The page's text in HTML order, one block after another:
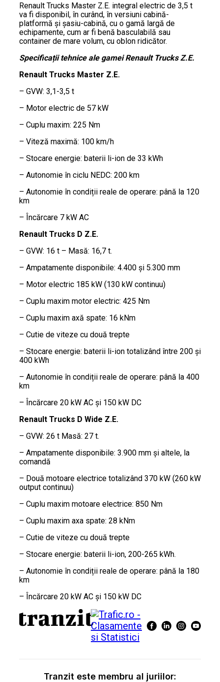
Renault Trucks Master Z.E. integral electric de 3,5 t
va fi disponibil, în curând, în versiuni cabină-
platformă și șasiu-cabină, cu o gamă largă de
echipamente, cum ar fi benă basculabilă sau
container de mare volum, cu oblon ridicător.
Specificații tehnice ale gamei Renault Trucks Z.E.
Renault Trucks Master Z.E.
– GVW: 3,1-3,5 t
– Motor electric de 57 kW
– Cuplu maxim: 225 Nm
– Viteză maximă: 100 km/h
– Stocare energie: baterii li-ion de 33 kWh
– Autonomie în ciclu NEDC: 200 km
– Autonomie în condiții reale de operare: până la 120
km
– Încărcare 7 kW AC
Renault Trucks D Z.E.
– GVW: 16 t – Masă: 16,7 t.
– Ampatamente disponibile: 4.400 și 5.300 mm
– Motor electric 185 kW (130 kW continuu)
– Cuplu maxim motor electric: 425 Nm
– Cuplu maxim axă spate: 16 kNm
– Cutie de viteze cu două trepte
– Stocare energie: baterii li-ion totalizând între 200 și
400 kWh
– Autonomie în condiții reale de operare: până la 400
km
– Încărcare 20 kW AC și 150 kW DC
Renault Trucks D Wide Z.E.
– GVW: 26 t Masă: 27 t.
– Ampatamente disponibile: 3.900 mm și altele, la
comandă
– Două motoare electrice totalizând 370 kW (260 kW
output continuu)
– Cuplu maxim motoare electrice: 850 Nm
– Cuplu maxim axa spate: 28 kNm
– Cutie de viteze cu două trepte
– Stocare energie: baterii li-ion, 200-265 kWh.
– Autonomie în condiții reale de operare: până la 180
km
– Încărcare 20 kW AC și 150 kW DC
Tranzit este membru al juriilor: